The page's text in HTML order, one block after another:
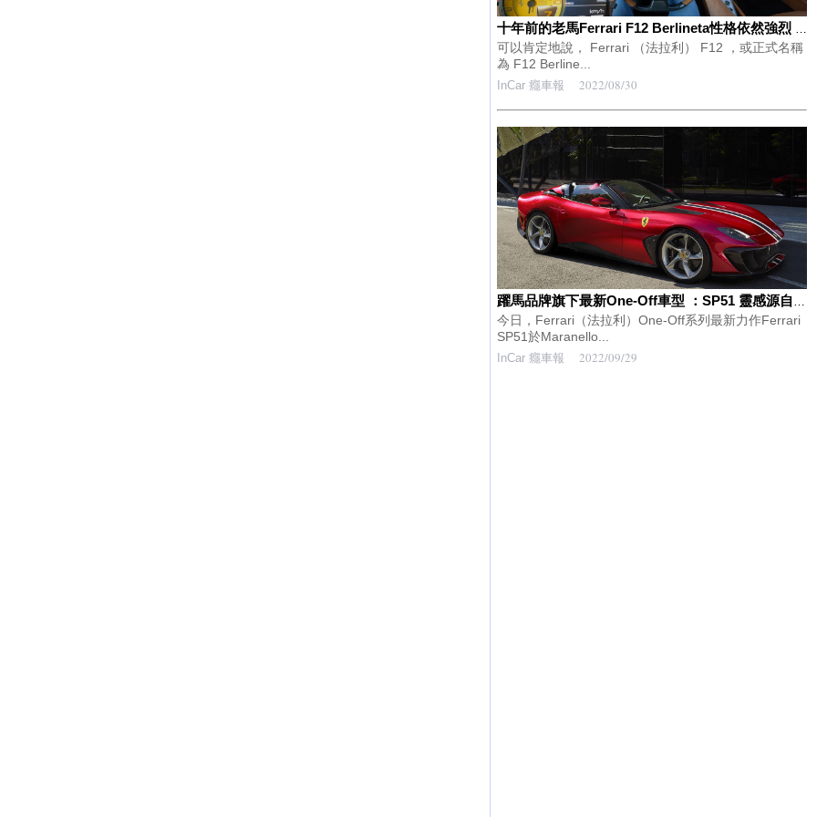
十年前的老馬Ferrari F12 Berlineta性格依然強烈 300 km/h巡航輕鬆愜意 [影片]
可以肯定地說， Ferrari （法拉利） F12 ，或正式名稱
為 F12 Berline...
InCar 癮車報 2022/08/30
今日，Ferrari（法拉利）One-Off系列最新力作Ferrari
SP51於Maranello...
InCar 癮車報 2022/09/29